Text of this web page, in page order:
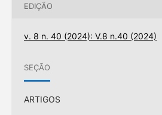
EDIÇÃO
v. 8 n. 40 (2024): V.8 n.40 (2024)
SEÇÃO
ARTIGOS